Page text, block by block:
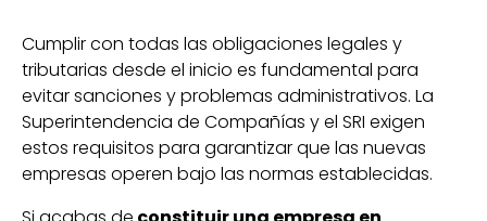
Cumplir con todas las obligaciones legales y
tributarias desde el inicio es fundamental para
evitar sanciones y problemas administrativos. La
Superintendencia de Compañías y el SRI exigen
estos requisitos para garantizar que las nuevas
empresas operen bajo las normas establecidas.